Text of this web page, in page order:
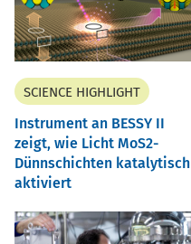
SCIENCE HIGHLIGHT
Instrument an BESSY II
zeigt, wie Licht MoS2-
Dünnschichten katalytisch
aktiviert